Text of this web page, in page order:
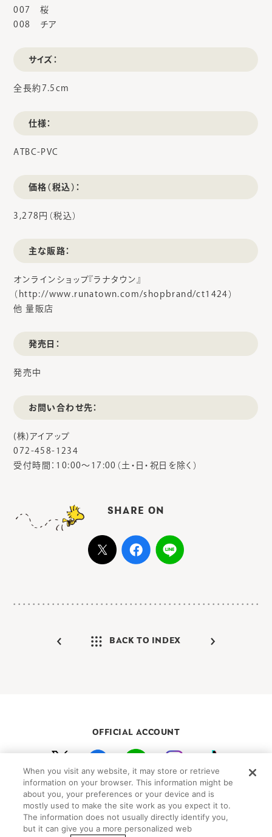
007 桜
008 チア
サイズ：
全長約7.5cm
仕様：
ATBC-PVC
価格（税込）：
3,278円（税込）
主な販路：
オンラインショップ『ラナタウン』
（http://www.runatown.com/shopbrand/ct1424）
他 量販店
発売日：
発売中
お問い合わせ先：
(株)アイアップ
072-458-1234
受付時間：10:00～17:00（土・日・祝日を除く）
SHARE ON
BACK TO INDEX
OFFICIAL ACCOUNT
初めての方向けガイド FAQ お問い合わせ
プライバシーポリシー サイトマップ
Cookie Settings
©Peanuts Worldwide LLC
When you visit any website, it may store or retrieve
information on your browser. This information might be
about you, your preferences or your device and is
mostly used to make the site work as you expect it to.
The information does not usually directly identify you,
but it can give you a more personalized web